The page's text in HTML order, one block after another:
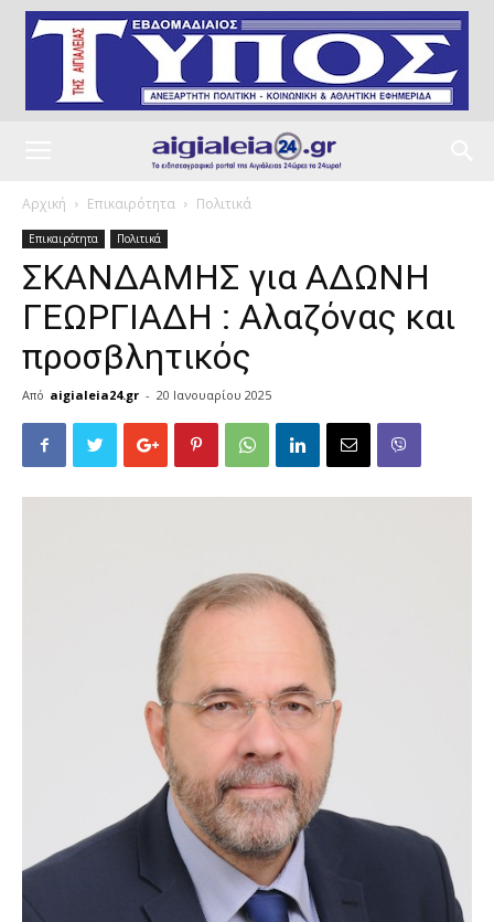
Αρχική Επικαιρότητα Πολιτικά
Επικαιρότητα Πολιτικά
ΣΚΑΝΔΑΜΗΣ για ΑΔΩΝΗ
ΓΕΩΡΓΙΑΔΗ : Αλαζόνας και
προσβλητικός
Από aigialeia24.gr - 20 Ιανουαρίου 2025